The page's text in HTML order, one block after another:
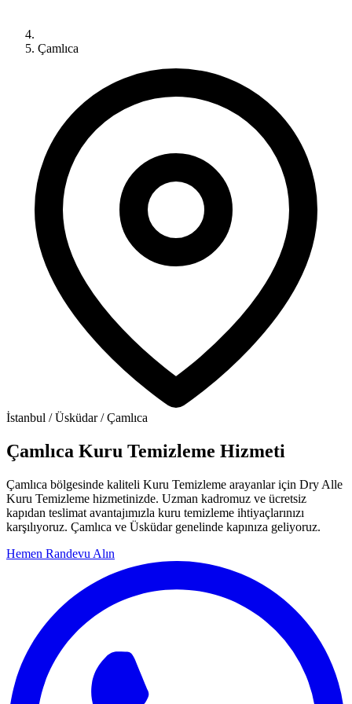
Çamlıca
İstanbul / Üsküdar / Çamlıca
Çamlıca Kuru Temizleme Hizmeti
Çamlıca bölgesinde kaliteli Kuru Temizleme arayanlar için Dry Alle
Kuru Temizleme hizmetinizde. Uzman kadromuz ve ücretsiz
kapıdan teslimat avantajımızla kuru temizleme ihtiyaçlarınızı
karşılıyoruz. Çamlıca ve Üsküdar genelinde kapınıza geliyoruz.
Hemen Randevu Alın